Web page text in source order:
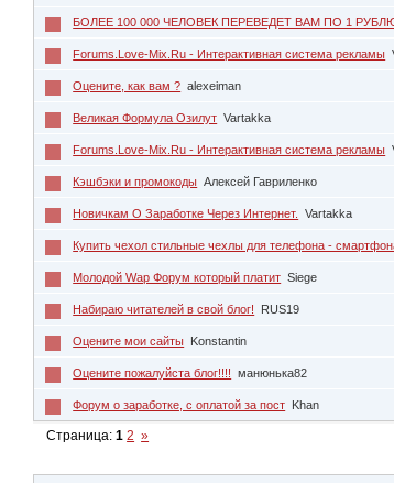
БОЛЕЕ 100 000 ЧЕЛОВЕК ПЕРЕВЕДЕТ ВАМ ПО 1
Forums.Love-Mix.Ru - Интерактивная система рекламы
Оцените, как вам ? alexeiman
Великая Формула Озилут Vartakka
Forums.Love-Mix.Ru - Интерактивная система рекламы
Кэшбэки и промокоды Алексей Гавриленко
Новичкам О Заработке Через Интернет. Vartakka
Купить чехол стильные чехлы для телефона -
Молодой Wap Форум который платит Siege
Набираю читателей в свой блог! RUS19
Оцените мои сайты Konstantin
Оцените пожалуйста блог!!!! манюнька82
Форум о заработке, с оплатой за пост Khan
Страница:1 2 »